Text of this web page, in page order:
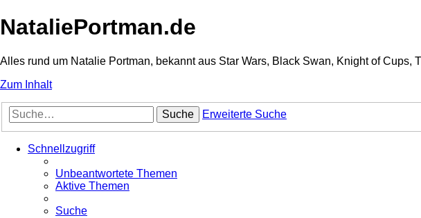
NataliePortman.de
Alles rund um Natalie Portman, bekannt aus Star Wars, Black Swan, Knight of Cups,
Zum Inhalt
Suche Erweiterte Suche
Schnellzugriff
Unbeantwortete Themen
Aktive Themen
Suche